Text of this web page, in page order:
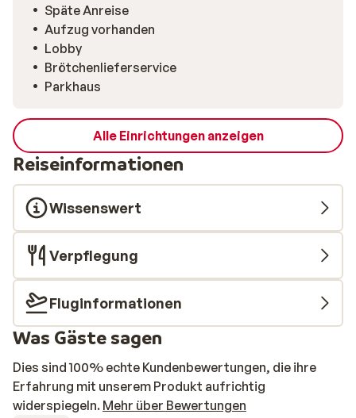
Späte Anreise
Aufzug vorhanden
Lobby
Brötchenlieferservice
Parkhaus
Alle Einrichtungen anzeigen
Reiseinformationen
Wissenswert
Verpflegung
Fluginformationen
Was Gäste sagen
Dies sind 100% echte Kundenbewertungen, die ihre
Erfahrung mit unserem Produkt aufrichtig
widerspiegeln. Mehr über Bewertungen